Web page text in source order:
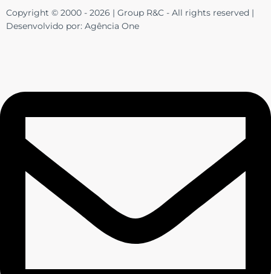
Copyright © 2000 - 2026 | Group R&C - All rights reserved |
Desenvolvido por: Agência One